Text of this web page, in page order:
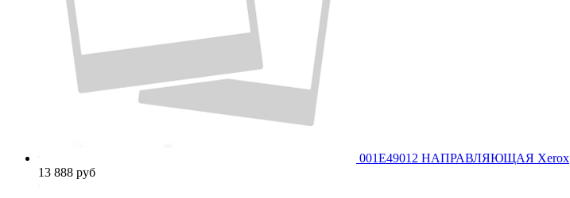
001E49012 НАПРАВЛЯЮЩАЯ Xerox
13 888 руб